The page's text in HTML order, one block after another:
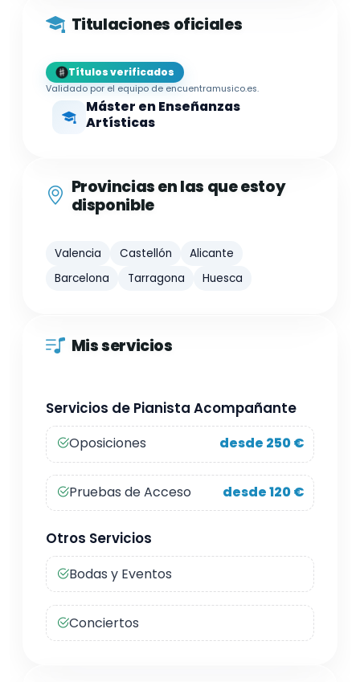
Titulaciones oficiales
Títulos verificados
Validado por el equipo de encuentramusico.es.
Máster en Enseñanzas
Artísticas
Provincias en las que estoy
disponible
Valencia Castellón
Alicante
Barcelona
Tarragona Huesca
Mis servicios
Servicios de Pianista Acompañante
Oposiciones desde 250 €
Pruebas de Acceso desde 120 €
Otros Servicios
Bodas y Eventos
Conciertos